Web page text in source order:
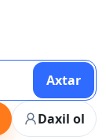
Axtar
Daxil ol